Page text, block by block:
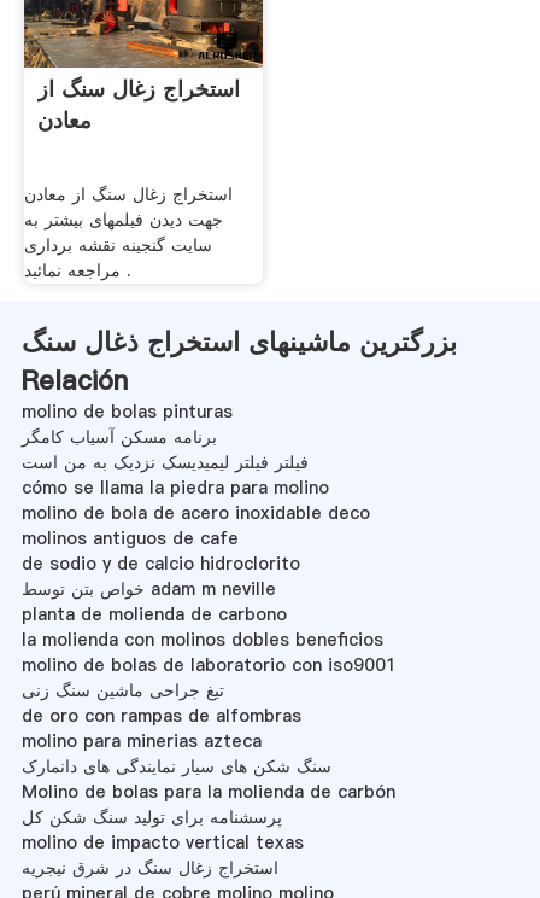
استخراج زغال سنگ از
معادن
استخراج زغال سنگ از معادن
جهت دیدن فیلمهای بیشتر به
سایت گنجینه نقشه برداری
مراجعه نمائید .
بزرگترین ماشینهای استخراج ذغال سنگ
Relación
molino de bolas pinturas
برنامه مسکن آسیاب کامگر
فیلتر فیلتر لیمیدیسک نزدیک به من است
cómo se llama la piedra para molino
molino de bola de acero inoxidable deco
molinos antiguos de cafe
de sodio y de calcio hidroclorito
خواص بتن توسط adam m neville
planta de molienda de carbono
la molienda con molinos dobles beneficios
molino de bolas de laboratorio con iso9001
تیغ جراحی ماشین سنگ زنی
de oro con rampas de alfombras
molino para minerias azteca
سنگ شکن های سیار نمایندگی های دانمارک
Molino de bolas para la molienda de carbón
پرسشنامه برای تولید سنگ شکن کل
molino de impacto vertical texas
استخراج زغال سنگ در شرق نیجریه
perú mineral de cobre molino molino